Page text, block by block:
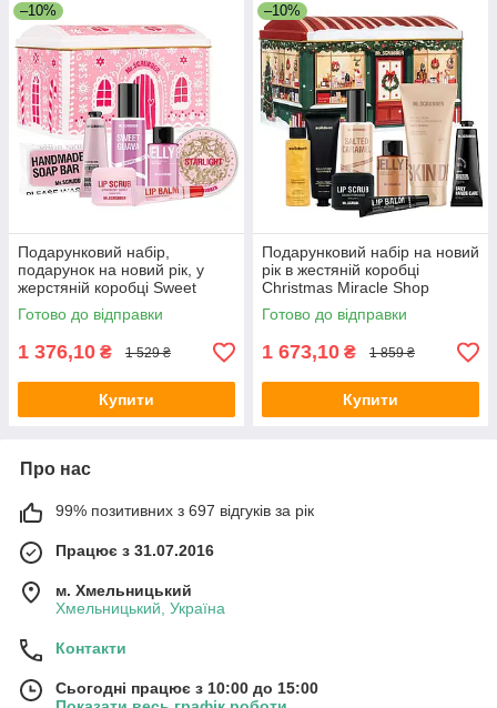
–10%
Подарунковий набір,
подарунок на новий рік, у
жерстяній коробці Sweet
Candy House Mr.Scrubber
Christmas Gift - з 7-ми
позицій
Готово до відправки
1 376,10 ₴ 1 529 ₴
Купити
–10%
Подарунковий набір на новий
рік в жестяній коробці
Christmas Miracle Shop
Mr.SCRUBBER Christmas Gift
з 8-ми позицій
Готово до відправки
1 673,10 ₴ 1 859 ₴
Купити
Про нас
99% позитивних з 697 відгуків за рік
Працює з 31.07.2016
м. Хмельницький
Хмельницький, Україна
Контакти
Сьогодні працює з 10:00 до 15:00